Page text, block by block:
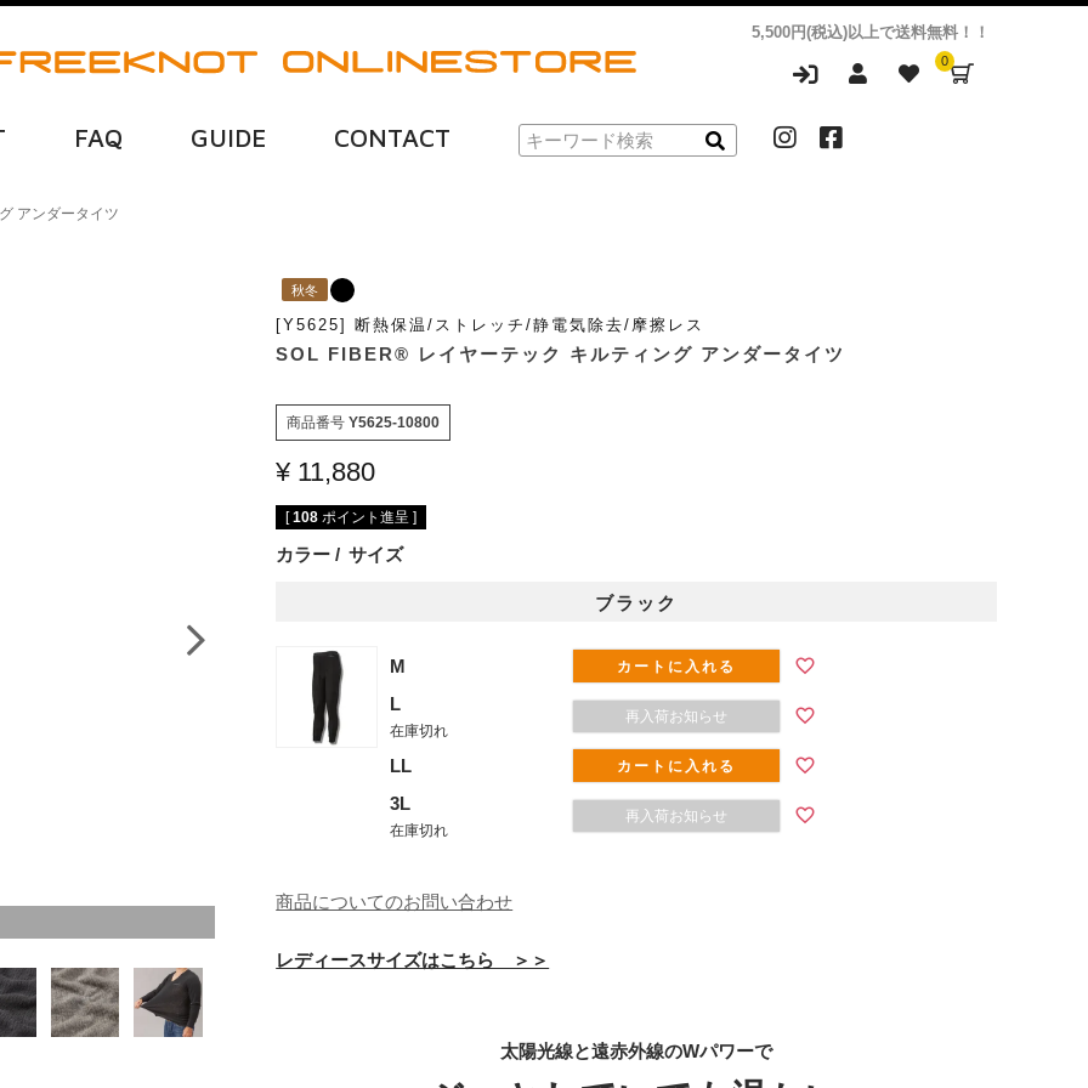
5,500円(税込)以上で送料無料！！
0
FAQ GUIDE CONTACT
アンダータイツ
秋冬
[Y5625] 断熱保温/ストレッチ/静電気除去/摩擦レス
SOL FIBER® レイヤーテック キルティング アンダータイツ
商品番号 Y5625-10800
¥ 11,880
[ 108 ポイント進呈 ]
カラー サイズ
ブラック
M カートに入れる
L
在庫切れ
再入荷お知らせ
LL カートに入れる
3L
在庫切れ
再入荷お知らせ
商品についてのお問い合わせ
レディースサイズはこちら ＞＞
太陽光線と遠赤外線のWパワーで